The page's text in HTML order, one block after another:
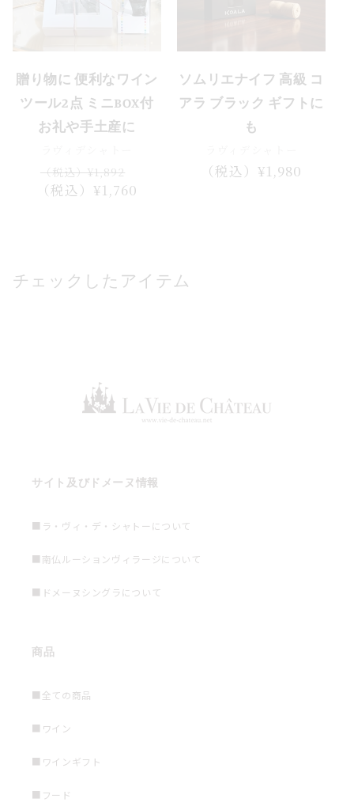
贈り物に 便利なワイン
ツール2点 ミニBOX付
お礼や手土産に
通
常
（税込）¥1,892
ー
（税込）¥1,760
ソムリエナイフ 高級 コ
アラ ブラック ギフトに
も
通（税込）¥1,980
チェックしたアイテム
サイト及びドメーヌ情報
■ラ・ヴィ・デ・シャトーについて
■南仏ルーションヴィラージについて
■ドメーヌシングラについて
商品
■全ての商品
■ワイン
■ワインギフト
■フード